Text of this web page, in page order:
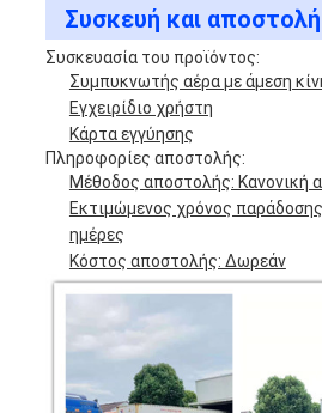
Συσκευή και
Συσκευασία του προϊόντος:
Συμπυκνωτής αέρα με άμεση
Εγχειρίδιο χρήστη
Κάρτα εγγύησης
Πληροφορίες αποστολής:
Μέθοδος αποστολής: Κανονική
Εκτιμώμενος χρόνος
ημέρες
Κόστος αποστολής: Δωρεάν